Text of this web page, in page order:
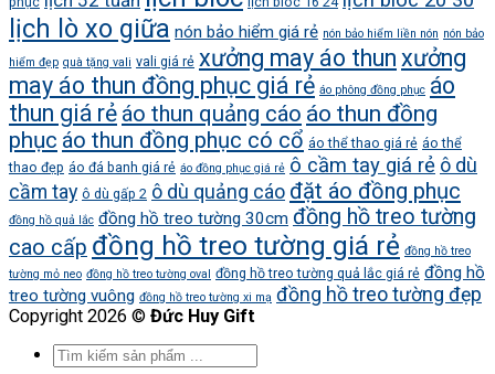
lịch lò xo giữa nón bảo hiểm giá rẻ nón bảo hiểm liền nón nón bảo
hiểm đẹp quà tặng vali vali giá rẻ xưởng may áo thun xưởng
may áo thun đồng phục giá rẻ áo phông đồng phục áo
thun giá rẻ áo thun quảng cáo áo thun đồng
phục áo thun đồng phục có cổ áo thể thao giá rẻ áo thể
thao đẹp áo đá banh giá rẻ áo đồng phục giá rẻ ô cầm tay giá rẻ ô dù
cầm tay ô dù gấp 2 ô dù quảng cáo đặt áo đồng phục
đồng hồ quả lắc đồng hồ treo tường 30cm đồng hồ treo tường
cao cấp đồng hồ treo tường giá rẻ đồng hồ treo
tường mỏ neo đồng hồ treo tường oval đồng hồ treo tường quả lắc giá rẻ đồng hồ
treo tường vuông đồng hồ treo tường xi mạ đồng hồ treo tường đẹp
Copyright 2026 © Đức Huy Gift